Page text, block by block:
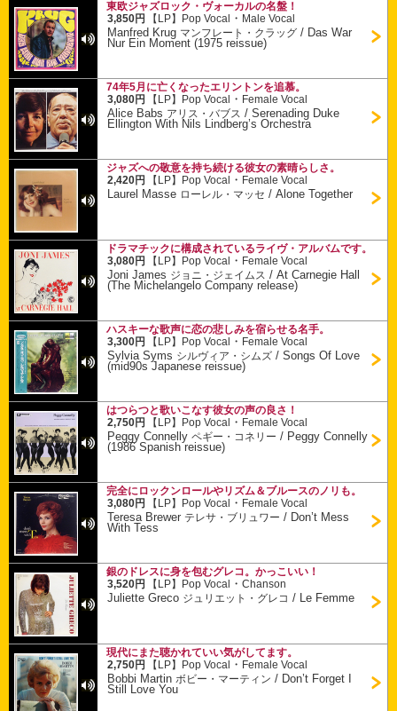
東欧ジャズロック・ヴォーカルの名盤！
3,850円
【LP】 Pop Vocal ・ Male Vocal
Manfred Krug マンフレート・クラッグ / Das War
Nur Ein Moment (1975 reissue)
74年5月に亡くなったエリントンを追慕。
3,080円
【LP】 Pop Vocal ・ Female Vocal
Alice Babs アリス・バブス /Serenading Duke
Ellington With Nils Lindberg’s Orchestra
ジャズへの敬意を持ち続ける彼女の素晴らしさ。
2,420円
【LP】 Pop Vocal ・ Female Vocal
Laurel Masse ローレル・マッセ /Alone Together
ドラマチックに構成されているライヴ・アルバムです。
3,080円
【LP】 Pop Vocal ・ Female Vocal
Joni James ジョニ・ジェイムス /At Carnegie Hall
(The Michelangelo Company release)
ハスキーな歌声に恋の悲しみを宿らせる名手。
3,300円
【LP】 Pop Vocal ・ Female Vocal
Sylvia Syms シルヴィア・シムズ /Songs Of Love
(mid90s Japanese reissue)
はつらつと歌いこなす彼女の声の良さ！
2,750円
【LP】 Pop Vocal ・ Female Vocal
Peggy Connellyペギー・コネリー / Peggy Connelly
(1986 Spanish reissue)
完全にロックンロールやリズム＆ブルースのノリも。
3,080円
【LP】 Pop Vocal ・ Female Vocal
Teresa Brewer テレサ・ブリュワー / Don’t Mess
With Tess
銀のドレスに身を包むグレコ。かっこいい！
3,520円
【LP】 Pop Vocal ・Chanson
Juliette Greco ジュリエット・グレコ / Le Femme
現代にまた聴かれていい気がしてます。
2,750円
【LP】 Pop Vocal ・ Female Vocal
Bobbi Martin ボビー・マーティン / Don’t Forget I
Still Love You